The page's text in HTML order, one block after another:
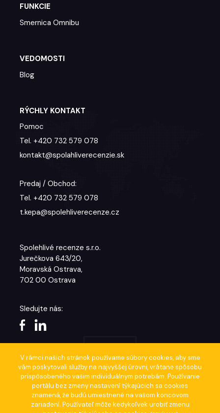
FUNKCIE
Smernica Omnibu
VEDOMOSTI
Blog
RÝCHLY KONTAKT
Pomoc
Tel. +420 732 579 078
kontakt@spolahliverecenzie.sk
Predaj / Obchod:
Tel. +420 732 579 078
t.kepa@spolehliverecenze.cz
Spolehlivé recenze s.r.o.
Jurečkova 643/20,
Moravská Ostrava,
702 00 Ostrava
Sledujte nás:
Copyright © 2019 - 2021 - spolahliverecenzie.cz |
Design by Mateusz
Sala Studio
V rámci našich stránok používame súbory cookies, aby sme
vám poskytovali služby na najvyššej úrovni, vrátane spôsobu
prispôsobeného vašim individuálnym potrebám. Používanie
portálu bez zmeny nastavení týkajúcich sa cookies
znamená, že budú umiestnené na vašom koncovom
zariadení. Používateľ môže kedykoľvek urobiť zmenu